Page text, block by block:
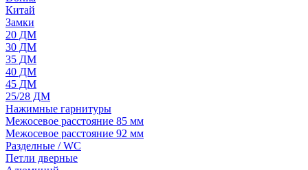
Китай
Замки
20 ДМ
30 ДМ
35 ДМ
40 ДМ
45 ДМ
25/28 ДМ
Нажимные гарнитуры
Межосевое расстояние 85 мм
Межосевое расстояние 92 мм
Разделные / WC
Петли дверные